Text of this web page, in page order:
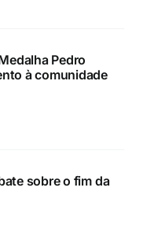
Pedro
à comunidade
sobre o fim da